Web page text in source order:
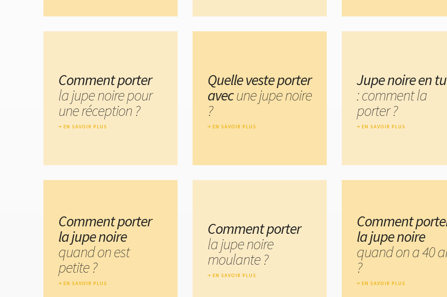
Comment porter
la jupe noire pour
une réception ?
EN SAVOIR PLUS
Quelle veste porter
avecune jupe noire
?
EN SAVOIR PLUS
Jupe noire en
: comment la
porter ?
EN SAVOIR PLUS
Comment porter
la jupe noire
quand on est
petite ?
EN SAVOIR PLUS
Comment porter
la jupe noire
moulante ?
EN SAVOIR PLUS
Comment
la jupe noire
quand on a 40
?
EN SAVOIR PLUS